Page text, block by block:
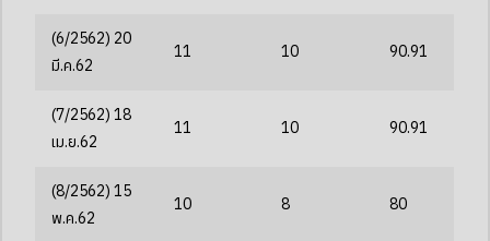
(6/2562) 20
มี.ค.62
11 10 90.91
(7/2562) 18
เม.ย.62
11 10 90.91
(8/2562) 15
พ.ค.62
10 8 80